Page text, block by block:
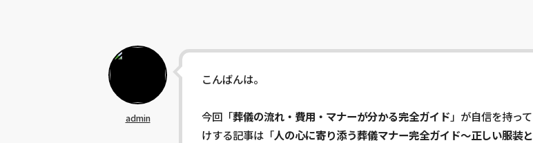
admin
こんばんは。
今回「葬儀の流れ・費用・マナーが分かる完全ガイド 」が自信を持っ
けする記事は「人の心に寄り添う葬儀マナー完全ガイド〜正しい服装